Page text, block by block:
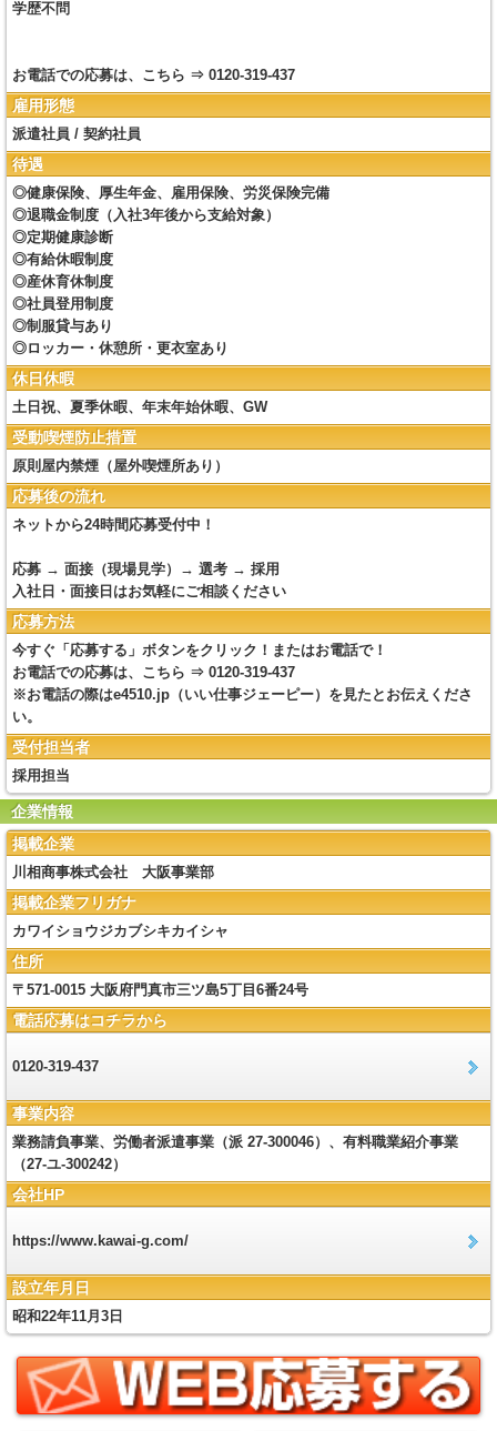
学歴不問
お電話での応募は、こちら ⇒ 0120-319-437
雇用形態
派遣社員 / 契約社員
待遇
◎健康保険、厚生年金、雇用保険、労災保険完備
◎退職金制度（入社3年後から支給対象）
◎定期健康診断
◎有給休暇制度
◎産休育休制度
◎社員登用制度
◎制服貸与あり
◎ロッカー・休憩所・更衣室あり
休日休暇
土日祝、夏季休暇、年末年始休暇、GW
受動喫煙防止措置
原則屋内禁煙（屋外喫煙所あり）
応募後の流れ
ネットから24時間応募受付中！
応募 → 面接（現場見学）→ 選考 → 採用
入社日・面接日はお気軽にご相談ください
応募方法
今すぐ「応募する」ボタンをクリック！またはお電話で！
お電話での応募は、こちら ⇒ 0120-319-437
※お電話の際はe4510.jp（いい仕事ジェーピー）を見たとお伝えくださ
い。
受付担当者
採用担当
企業情報
掲載企業
川相商事株式会社 大阪事業部
掲載企業フリガナ
カワイショウジカブシキカイシャ
住所
〒571-0015 大阪府門真市三ツ島5丁目6番24号
電話応募はコチラから
0120-319-437
事業内容
業務請負事業、労働者派遣事業（派 27-300046）、有料職業紹介事業
（27-ユ-300242）
会社HP
https://www.kawai-g.com/
設立年月日
昭和22年11月3日